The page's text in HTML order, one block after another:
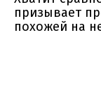
призывает
похожей на